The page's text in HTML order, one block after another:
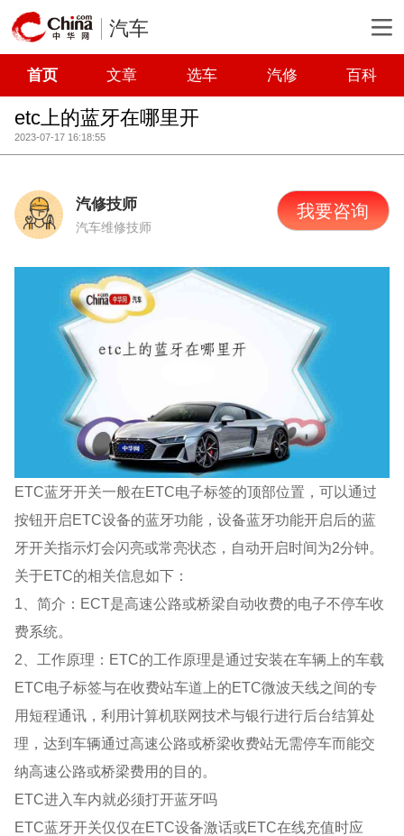
汽车
首页 文章 选车 汽修 百科
etc上的蓝牙在哪里开
2023-07-17 16:18:55
汽修技师
汽车维修技师
我要咨询
ETC蓝牙开关一般在ETC电子标签的顶部位置，可以通过
按钮开启ETC设备的蓝牙功能，设备蓝牙功能开启后的蓝
牙开关指示灯会闪亮或常亮状态，自动开启时间为2分钟。
关于ETC的相关信息如下：
1、简介：ECT是高速公路或桥梁自动收费的电子不停车收
费系统。
2、工作原理：ETC的工作原理是通过安装在车辆上的车载
ETC电子标签与在收费站车道上的ETC微波天线之间的专
用短程通讯，利用计算机联网技术与银行进行后台结算处
理，达到车辆通过高速公路或桥梁收费站无需停车而能交
纳高速公路或桥梁费用的目的。
ETC进入车内就必须打开蓝牙吗
ETC蓝牙开关仅仅在ETC设备激话或ETC在线充值时应